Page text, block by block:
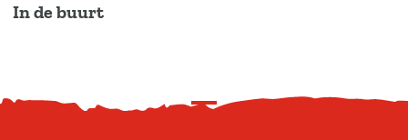
In de buurt
S